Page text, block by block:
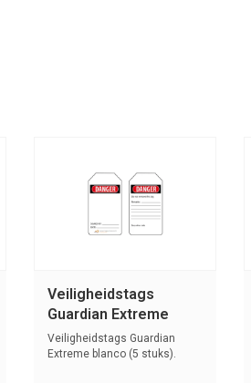
Veiligheidstags
Guardian Extreme
blanco
Veiligheidstags Guardian
Extreme blanco (5 stuks).